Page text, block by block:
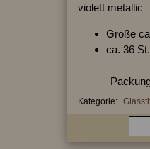
violett metallic
Größe
ca. 36 St.
Kategorie: